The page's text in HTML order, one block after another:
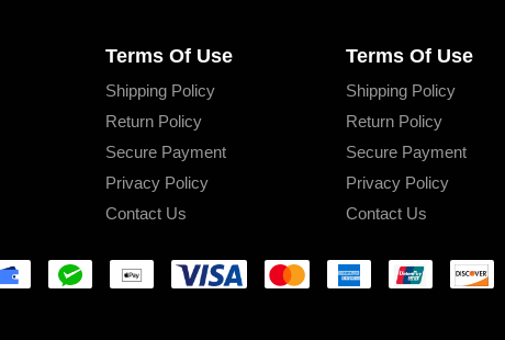
Terms Of Use
Shipping Policy
Return Policy
Secure Payment
Privacy Policy
Contact Us
Terms Of Use
Shipping Policy
Return Policy
Secure Payment
Privacy Policy
Contact Us